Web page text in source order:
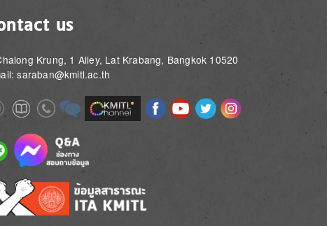
us
Krung, 1 Alley, Lat Krabang, Bangkok 10520
saraban@kmitl.ac.th
ImageImageImage Image ImageImageImageImage
Image